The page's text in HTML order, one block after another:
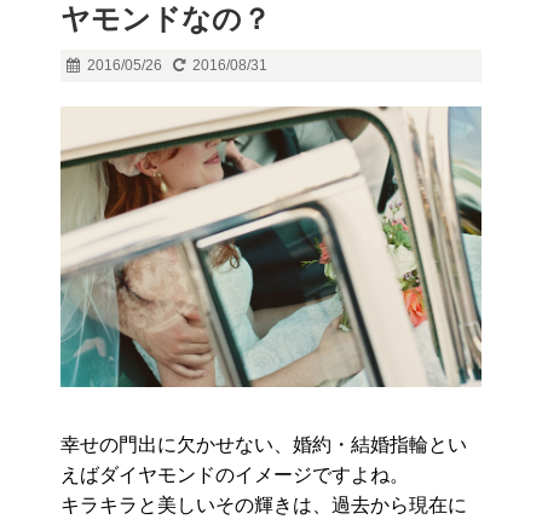
ヤモンドなの？
2016/05/26 2016/08/31
幸せの門出に欠かせない、婚約・結婚指輪とい
えばダイヤモンドのイメージですよね。
キラキラと美しいその輝きは、過去から現在に